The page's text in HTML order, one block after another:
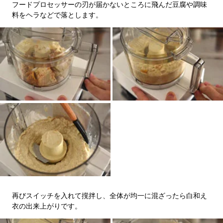
フードプロセッサーの刃が届かないところに飛んだ豆腐や調味
料をヘラなどで落とします。
再びスイッチを入れて撹拌し、全体が均一に混ざったら白和え
衣の出来上がりです。